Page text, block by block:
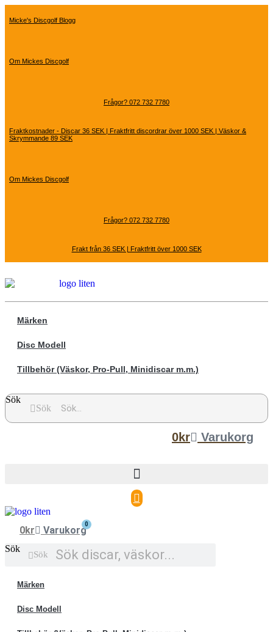
till
Micke's Discgolf Blogg
Om Mickes Discgolf
Frågor? 072 732 7780
Fraktkostnader - Discar 36 SEK | Fraktfritt discordrar över 1000 SEK | Väskor &
Skrymmande 89 SEK
Om Mickes Discgolf
Frågor? 072 732 7780
Frakt från 36 SEK | Fraktfritt över 1000 SEK
Märken
Disc Modell
Tillbehör (Väskor, Pro-Pull, Minidiscar m.m.)
Sök
Sök
0kr Varukorg
0kr
0
Varukorg
Sök
Sök
Märken
Disc Modell